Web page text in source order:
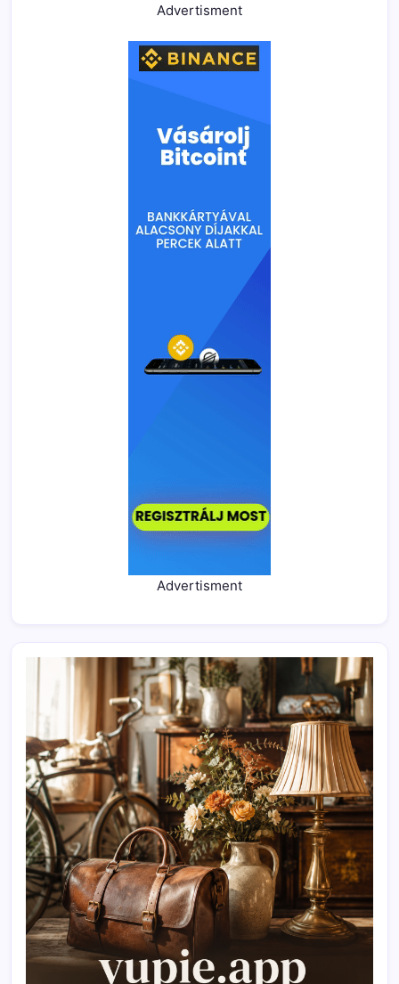
Advertisment
Advertisment